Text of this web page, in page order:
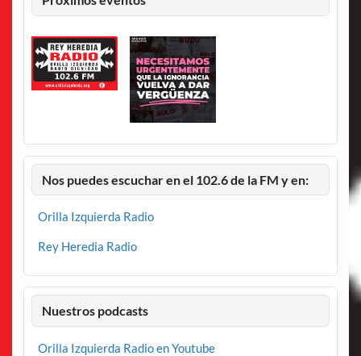
Nos puedes escuchar en el 102.6 de la FM y en:
Orilla Izquierda Radio
Rey Heredia Radio
Nuestros podcasts
Orilla Izquierda Radio en Youtube